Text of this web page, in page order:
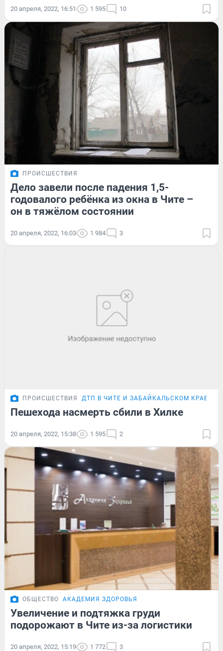
20 апреля, 2022, 16:51 1 595 10
ПРОИСШЕСТВИЯ
Дело завели после падения 1,5-
годовалого ребёнка из окна в Чите –
он в тяжёлом состоянии
20 апреля, 2022, 16:03 1 984 3
ПРОИСШЕСТВИЯ ДТП В ЧИТЕ И ЗАБАЙКАЛЬСКОМ КРАЕ
Пешехода насмерть сбили в Хилке
20 апреля, 2022, 15:38 1 595 2
ОБЩЕСТВО АКАДЕМИЯ ЗДОРОВЬЯ
Увеличение и подтяжка груди
подорожают в Чите из-за логистики
20 апреля, 2022, 15:19 1 772 3